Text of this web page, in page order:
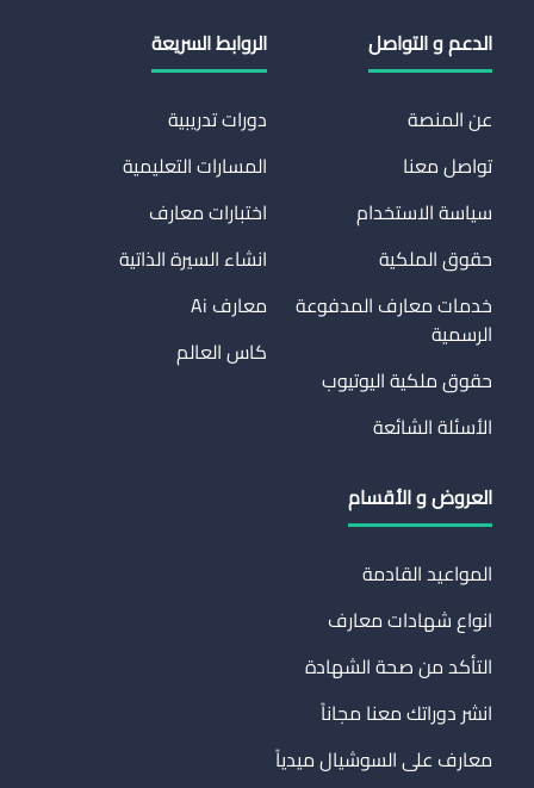
الدعم و التواصل
عن المنصة
تواصل معنا
سياسة الاستخدام
حقوق الملكية
خدمات معارف المدفوعة
الرسمية
حقوق ملكية اليوتيوب
الأسئلة الشائعة
الروابط السريعة
دورات تدريبية
المسارات التعليمية
اختبارات معارف
انشاء السيرة الذاتية
معارف Ai
كاس العالم
العروض و الأقسام
المواعيد القادمة
انواع شهادات معارف
التأكد من صحة الشهادة
انشر دوراتك معنا مجاناً
معارف على السوشيال ميدياً